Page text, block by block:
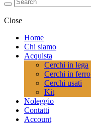
Close
Home
Chi siamo
Acquista
Cerchi in lega
Cerchi in ferro
Cerchi usati
Kit
Noleggio
Contatti
Account